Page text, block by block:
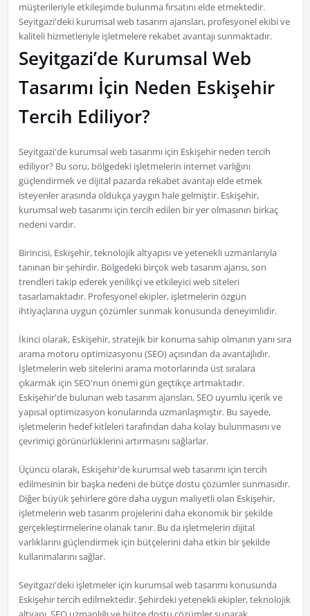
müşterileriyle etkileşimde bulunma fırsatını elde etmektedir.
Seyitgazi'deki kurumsal web tasarım ajansları, profesyonel ekibi ve
kaliteli hizmetleriyle işletmelere rekabet avantajı sunmaktadır.
Seyitgazi’de Kurumsal Web
Tasarımı İçin Neden Eskişehir
Tercih Ediliyor?
Seyitgazi'de kurumsal web tasarımı için Eskişehir neden tercih
ediliyor? Bu soru, bölgedeki işletmelerin internet varlığını
güçlendirmek ve dijital pazarda rekabet avantajı elde etmek
isteyenler arasında oldukça yaygın hale gelmiştir. Eskişehir,
kurumsal web tasarımı için tercih edilen bir yer olmasının birkaç
nedeni vardır.
Birincisi, Eskişehir, teknolojik altyapısı ve yetenekli uzmanlarıyla
tanınan bir şehirdir. Bölgedeki birçok web tasarım ajansı, son
trendleri takip ederek yenilikçi ve etkileyici web siteleri
tasarlamaktadır. Profesyonel ekipler, işletmelerin özgün
ihtiyaçlarına uygun çözümler sunmak konusunda deneyimlidir.
İkinci olarak, Eskişehir, stratejik bir konuma sahip olmanın yanı sıra
arama motoru optimizasyonu (SEO) açısından da avantajlıdır.
İşletmelerin web sitelerini arama motorlarında üst sıralara
çıkarmak için SEO'nun önemi gün geçtikçe artmaktadır.
Eskişehir'de bulunan web tasarım ajansları, SEO uyumlu içerik ve
yapısal optimizasyon konularında uzmanlaşmıştır. Bu sayede,
işletmelerin hedef kitleleri tarafından daha kolay bulunmasını ve
çevrimiçi görünürlüklerini artırmasını sağlarlar.
Üçüncü olarak, Eskişehir'de kurumsal web tasarımı için tercih
edilmesinin bir başka nedeni de bütçe dostu çözümler sunmasıdır.
Diğer büyük şehirlere göre daha uygun maliyetli olan Eskişehir,
işletmelerin web tasarım projelerini daha ekonomik bir şekilde
gerçekleştirmelerine olanak tanır. Bu da işletmelerin dijital
varlıklarını güçlendirmek için bütçelerini daha etkin bir şekilde
kullanmalarını sağlar.
Seyitgazi'deki işletmeler için kurumsal web tasarımı konusunda
Eskişehir tercih edilmektedir. Şehirdeki yetenekli ekipler, teknolojik